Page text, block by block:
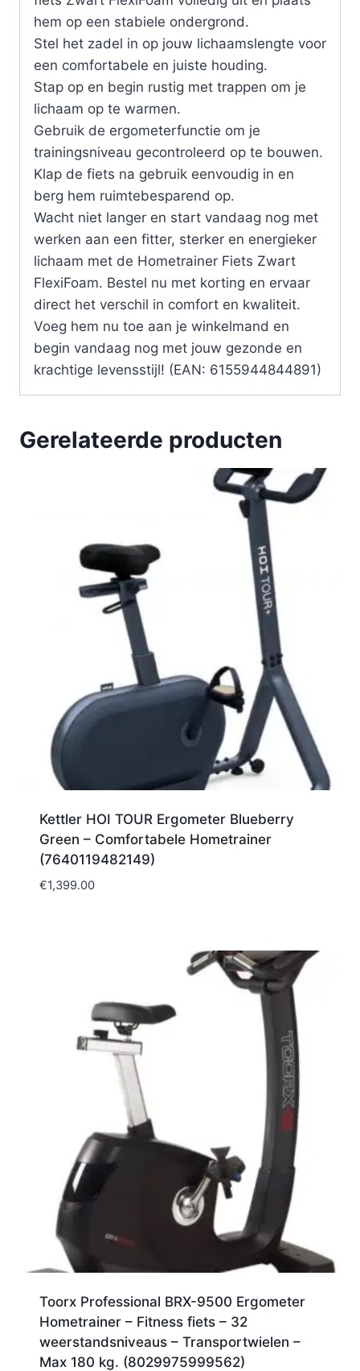
hem op een stabiele ondergrond.
Stel het zadel in op jouw lichaamslengte voor
een comfortabele en juiste houding.
Stap op en begin rustig met trappen om je
lichaam op te warmen.
Gebruik de ergometerfunctie om je
trainingsniveau gecontroleerd op te bouwen.
Klap de fiets na gebruik eenvoudig in en
berg hem ruimtebesparend op.
Wacht niet langer en start vandaag nog met
werken aan een fitter, sterker en energieker
lichaam met de Hometrainer Fiets Zwart
FlexiFoam. Bestel nu met korting en ervaar
direct het verschil in comfort en kwaliteit.
Voeg hem nu toe aan je winkelmand en
begin vandaag nog met jouw gezonde en
krachtige levensstijl! (EAN: 6155944844891)
Gerelateerde producten
Kettler HOI TOUR Ergometer Blueberry
Green – Comfortabele Hometrainer
(7640119482149)
€1,399.00
Toorx Professional BRX-9500 Ergometer
Hometrainer – Fitness fiets – 32
weerstandsniveaus – Transportwielen –
Max 180 kg. (8029975999562)